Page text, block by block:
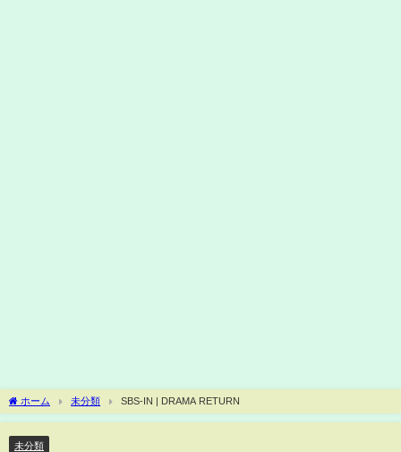
ホーム 未分類 SBS-IN | DRAMA RETURN
未分類